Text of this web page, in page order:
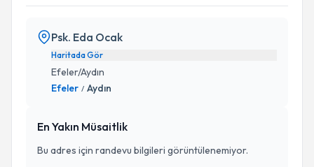
Psk. Eda Ocak
Haritada Gör
Efeler/Aydın
Efeler / Aydın
En Yakın Müsaitlik
Bu adres için randevu bilgileri görüntülenemiyor.